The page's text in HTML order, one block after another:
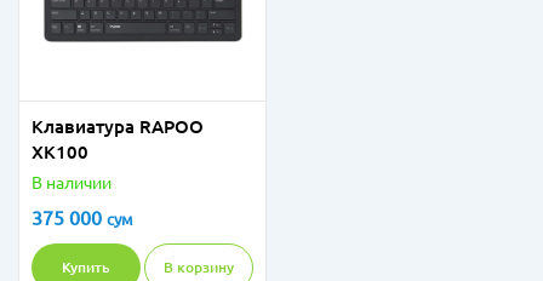
Клавиатура RAPOO
XK100
В наличии
375 000 сум
Купить В корзину